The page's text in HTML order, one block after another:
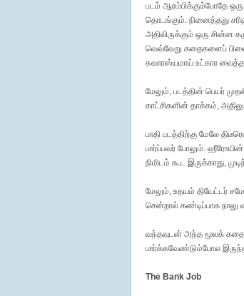
படம் ஆரம்பிக்கும்போதே ஒரு
தொடங்கும். நினைத்தது
அதிலிருக்கும் ஒரு சின்ன
வெவ்வேறு கதைகளைப்
சுவாரஸ்யமாய் உட்கார
மேலும், படத்தின் பெயர்
காட்சிகளின் தாக்கம்,
பாதி படத்திற்கு மேலே
பார்ப்பவர் போலும். ஹீரோயின்
நிமிடம் கூட இருக்காது,
மேலும், உதயம் தியேட்டர்
சென்றால் கண்டிப்பாக நாலு
வந்தவுடன் அந்த மூலக்
பார்க்கவேண்டும்போல
The Bank Job